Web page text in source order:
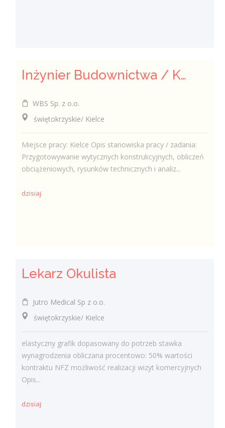
Inżynier Budownictwa / Konstruktor (k/m/n)
WBS Sp. z o.o.
świętokrzyskie/ Kielce
Miejsce pracy: Kielce Opis stanowiska pracy / zadania:
Przygotowywanie wytycznych konstrukcyjnych, obliczeń
obciążeniowych, rysunków technicznych i analiz...
dzisiaj
Lekarz Okulista
Jutro Medical Sp z o.o.
świętokrzyskie/ Kielce
elastyczny grafik dopasowany do potrzeb stawka
wynagrodzenia obliczana procentowo: 50% wartości
kontraktu NFZ możliwość realizacji wizyt komercyjnych
Opis...
dzisiaj